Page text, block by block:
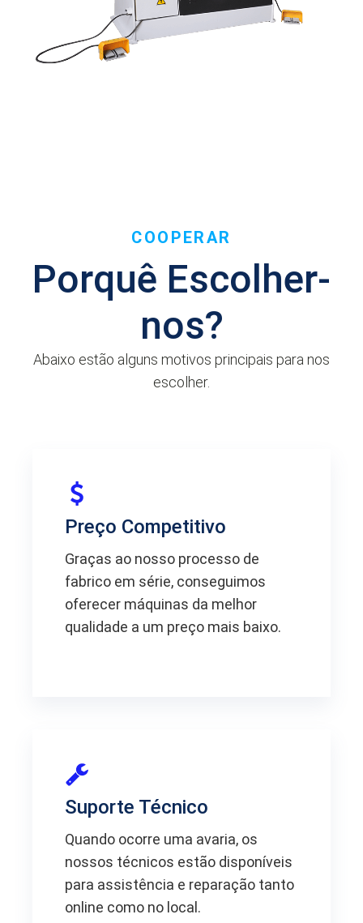
COOPERAR
Porquê Escolher-
nos?
Abaixo estão alguns motivos principais para nos
escolher.
Preço Competitivo
Graças ao nosso processo de
fabrico em série, conseguimos
oferecer máquinas da melhor
qualidade a um preço mais baixo.
Suporte Técnico
Quando ocorre uma avaria, os
nossos técnicos estão disponíveis
para assistência e reparação tanto
online como no local.